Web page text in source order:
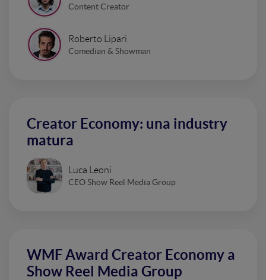
Content Creator
Roberto Lipari
Comedian & Showman
Creator Economy: una industry
matura
Luca Leoni
CEO Show Reel Media Group
WMF Award Creator Economy a
Show Reel Media Group